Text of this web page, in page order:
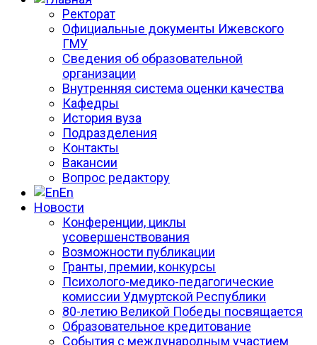
Ректорат
Официальные документы Ижевского
ГМУ
Сведения об образовательной
организации
Внутренняя система оценки качества
Кафедры
История вуза
Подразделения
Контакты
Вакансии
Вопрос редактору
En
Новости
Конференции, циклы
усовершенствования
Возможности публикации
Гранты, премии, конкурсы
Психолого-медико-педагогические
комиссии Удмуртской Республики
80-летию Великой Победы посвящается
Образовательное кредитование
События с международным участием